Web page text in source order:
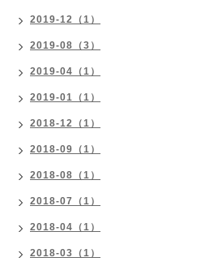
2019-12（1）
2019-08（3）
2019-04（1）
2019-01（1）
2018-12（1）
2018-09（1）
2018-08（1）
2018-07（1）
2018-04（1）
2018-03（1）